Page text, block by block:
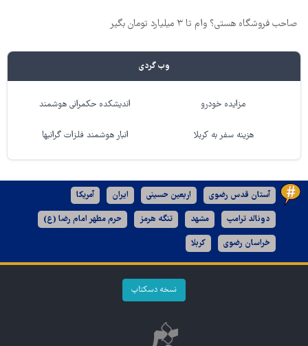
صاحب فروشگاه هستی؟ وام تا ۳ میلیارد تومان بگیر
وب گردی
مزایده خودرو اندیشکده حکمرانی هوشمند
هزینه سفر به کربلا انبار هوشمند فلزات گرانبها
آستان قدس رضوی اربعین حسینی ایران آمریکا
دونالد ترامپ مشهد تنگه هرمز حرم مطهر امام رضا (ع)
خراسان رضوی کربلا
نسخه دسکتاپ